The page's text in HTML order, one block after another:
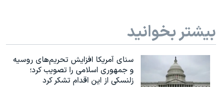
بیشتر بخوانید
سنای آمریکا افزایش تحریم‌های روسیه
و جمهوری اسلامی را تصویب کرد؛
زلنسکی از این اقدام تشکر کرد